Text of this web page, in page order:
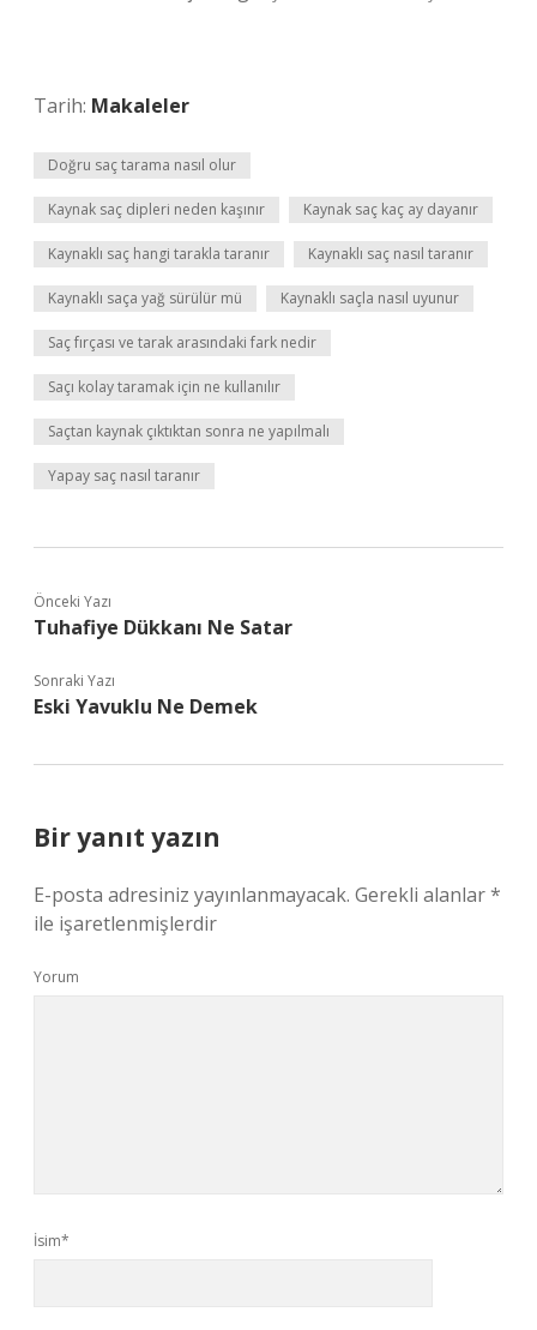
Tarih: Makaleler
Doğru saç tarama nasıl olur
Kaynak saç dipleri neden kaşınır Kaynak saç kaç ay dayanır
Kaynaklı saç hangi tarakla taranır Kaynaklı saç nasıl taranır
Kaynaklı saça yağ sürülür mü Kaynaklı saçla nasıl uyunur
Saç fırçası ve tarak arasındaki fark nedir
Saçı kolay taramak için ne kullanılır
Saçtan kaynak çıktıktan sonra ne yapılmalı
Yapay saç nasıl taranır
Önceki Yazı
Tuhafiye Dükkanı Ne Satar
Sonraki Yazı
Eski Yavuklu Ne Demek
Bir yanıt yazın
E-posta adresiniz yayınlanmayacak. Gerekli alanlar*
ile işaretlenmişlerdir
Yorum
İsim*